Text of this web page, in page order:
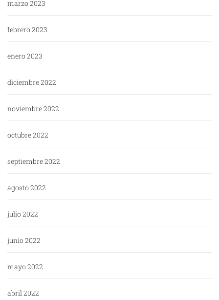
marzo 2023
febrero 2023
enero 2023
diciembre 2022
noviembre 2022
octubre 2022
septiembre 2022
agosto 2022
julio 2022
junio 2022
mayo 2022
abril 2022